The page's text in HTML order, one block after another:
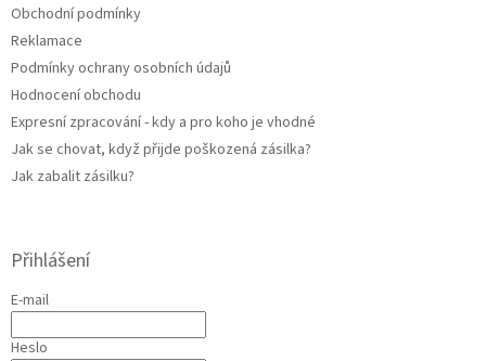
Obchodní podmínky
Reklamace
Podmínky ochrany osobních údajů
Hodnocení obchodu
Expresní zpracování - kdy a pro koho je vhodné
Jak se chovat, když přijde poškozená zásilka?
Jak zabalit zásilku?
Přihlášení
E-mail
Heslo